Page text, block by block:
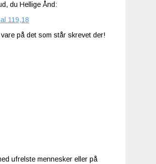
du Hellige Ånd:
119,18
på det som står skrevet der!
ufrelste mennesker eller på